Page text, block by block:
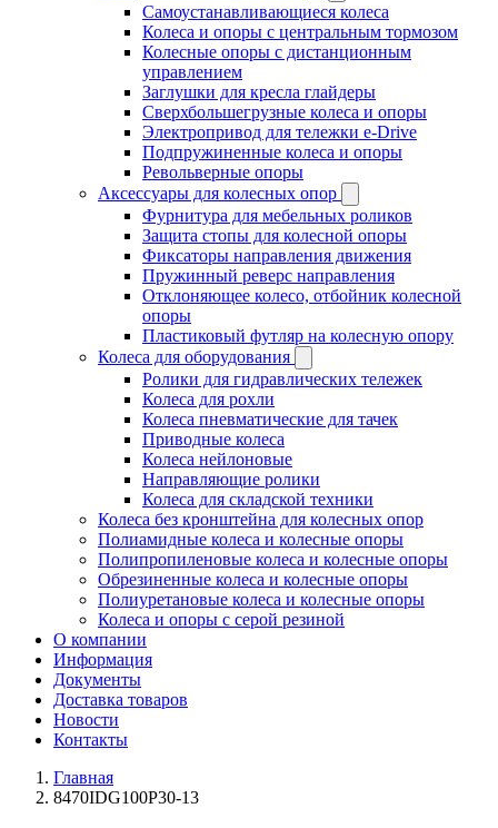
Самоустанавливающиеся колеса
Колеса и опоры с центральным тормозом
Колесные опоры с дистанционным
управлением
Заглушки для кресла глайдеры
Сверхбольшегрузные колеса и опоры
Электропривод для тележки e-Drive
Подпружиненные колеса и опоры
Револьверные опоры
Аксессуары для колесных опор
Фурнитура для мебельных роликов
Защита стопы для колесной опоры
Фиксаторы направления движения
Пружинный реверс направления
Отклоняющее колесо, отбойник колесной
опоры
Пластиковый футляр на колесную опору
Колеса для оборудования
Ролики для гидравлических тележек
Колеса для рохли
Колеса пневматические для тачек
Приводные колеса
Колеса нейлоновые
Направляющие ролики
Колеса для складской техники
Колеса без кронштейна для колесных опор
Полиамидные колеса и колесные опоры
Полипропиленовые колеса и колесные опоры
Обрезиненные колеса и колесные опоры
Полиуретановые колеса и колесные опоры
Колеса и опоры с серой резиной
О компании
Информация
Документы
Доставка товаров
Новости
Контакты
Главная
8470IDG100P30-13